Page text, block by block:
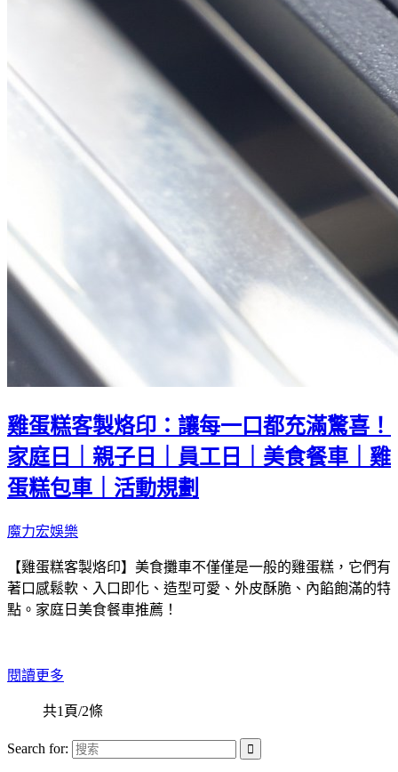
雞蛋糕客製烙印：讓每一口都充滿驚喜！
家庭日｜親子日｜員工日｜美食餐車｜雞
蛋糕包車｜活動規劃
魔力宏娛樂
【雞蛋糕客製烙印】美食攤車不僅僅是一般的雞蛋糕，它們有
著口感鬆軟、入口即化、造型可愛、外皮酥脆、內餡飽滿的特
點。家庭日美食餐車推薦！
閱讀更多
共1頁/2條
Search for: